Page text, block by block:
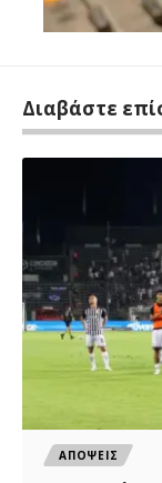
Διαβάστε
ΑΠΟΨΕΙΣ